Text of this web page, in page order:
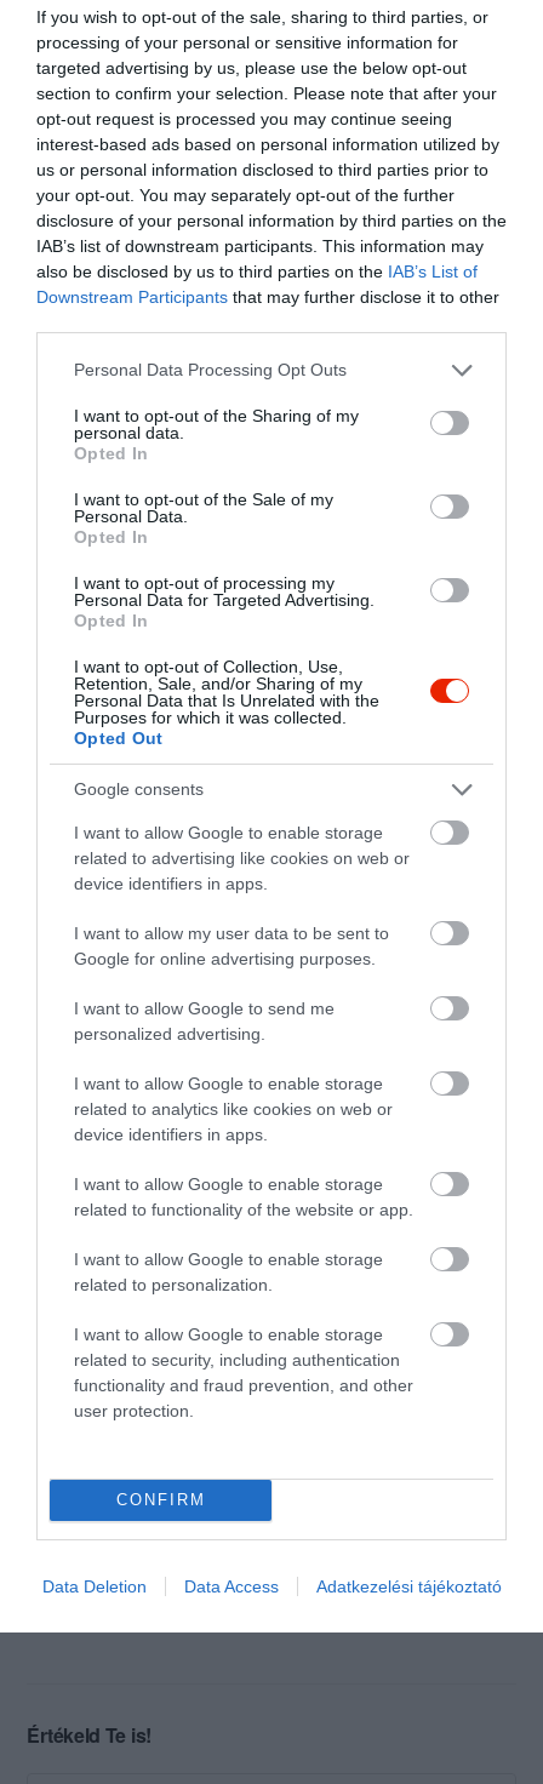
If you wish to opt-out of the sale, sharing to third parties, or
processing of your personal or sensitive information for
targeted advertising by us, please use the below opt-out
section to confirm your selection. Please note that after your
opt-out request is processed you may continue seeing
interest-based ads based on personal information utilized by
us or personal information disclosed to third parties prior to
your opt-out. You may separately opt-out of the further
disclosure of your personal information by third parties on the
IAB’s list of downstream participants. This information may
also be disclosed by us to third parties on the IAB’s List of
Downstream Participants that may further disclose it to other
Please note that this website/app uses one or more Google
not limited to your visit or usage behaviour. You may click to
grant or deny consent to Google and its third-party tags to
use your data for below specified purposes in below Google
consent section.
Personal Data Processing Opt Outs
I want to opt-out of the Sharing of my
personal data.
Opted In
I want to opt-out of the Sale of my
Personal Data.
Opted In
I want to opt-out of processing my
Personal Data for Targeted Advertising.
Opted In
I want to opt-out of Collection, Use,
Retention, Sale, and/or Sharing of my
Personal Data that Is Unrelated with the
Purposes for which it was collected.
Opted Out
Google consents
I want to allow Google to enable storage
related to advertising like cookies on web or
device identifiers in apps.
I want to allow my user data to be sent to
Google for online advertising purposes.
I want to allow Google to send me
personalized advertising.
I want to allow Google to enable storage
related to analytics like cookies on web or
device identifiers in apps.
I want to allow Google to enable storage
related to functionality of the website or app.
I want to allow Google to enable storage
related to personalization.
I want to allow Google to enable storage
related to security, including authentication
functionality and fraud prevention, and other
user protection.
CONFIRM
Data Deletion Data Access Adatkezelési tájékoztató
gróf Nádasdy Ferenc híresen szép
yachtja a Hableány, Zichy Antal
Lucifere, de itt rendelte meg Festetics
Tasziló gróf a kis csavargőzösét és
innen indult útjára Andrássy Géza
Álmom nevű hajója valamint Esterházy
Mihály harminc tonnás Olyan nincs
vitorlása. Íme, a balatoni vitorlázás
bölcsője.
Richard Young még 1884-ben
megalapítja a Stefánia Yacht Egyletet,
Mihály veszi át. 1887-ben megépül a
Monarchia arisztokratáinak kedvelt
vendéglátóhelye. Ez a Vitorlás Étterem.
Vitorlást.
Hagyomány, patina, és a Balaton
lejegyzett írás: a Balaton-vidéki élet
kellemeit új szórakozásokkal emelni
hivatott hely.
Probléma jelentése Te vagy a tulajdonos?
Értékelések
2.0
Összesen 2
5 0
4 0
Dubniczky-Szabó István
Alighanem roszkor látogattuk
végén, mikor még a hideg szél
miatt nem lehetett kiülni. Bent
az étteremben szorosan rakott
sztalok mellett üldögéltek az
emberek átható ételszagban.
A cipóban tálalt krémlevesek
(brokkoli és vargánya) finomak
ajánlok senkinek, hogy
nokedlival. Még a nokedli sem
volt jó. A pörkölt pedig nem
tudom mi óta van lefagyasztva,
Egyedül a kiszolgálaásra nem
lehet panasz. Udvariasan és
Értékeld Te is!